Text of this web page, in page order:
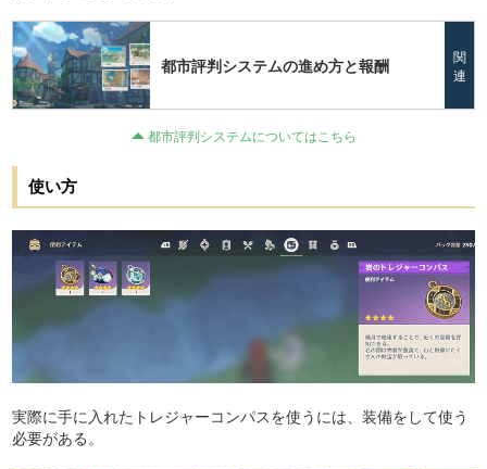
都市評判システムの進め方と報酬
関
連
都市評判システムについてはこちら
使い方
実際に手に入れたトレジャーコンパスを使うには、装備をして使う
必要がある。